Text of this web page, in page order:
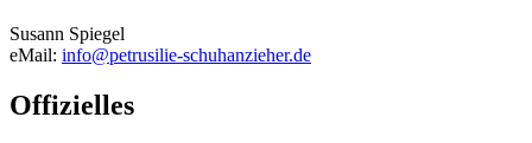
Susann Spiegel
eMail: info@petrusilie-schuhanzieher.de
Offizielles